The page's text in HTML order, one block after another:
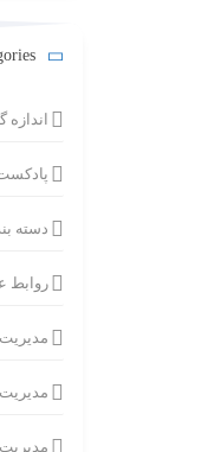
دسته
روابط
مدیریت
مدیریت